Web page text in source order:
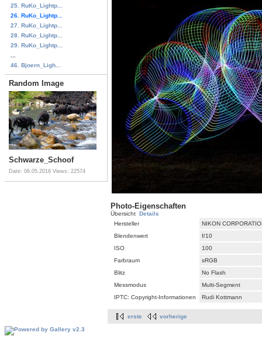
25. RuKo_Lightp...
26. RuKo_Lightp...
27. RuKo_Lightp...
28. RuKo_Lightp...
29. RuKo_Lightp...
46. Bjoern_Ligh...
Random Image
Schwarze_Schoof
Date: 06.05.2016 Views: 22574
Photo-Eigenschaften
Übersicht Details
Hersteller
NIKON
Blendenwert
f/10
ISO
100
Farbraum
sRGB
Blitz
No Flash
Messmodus
Multi-Segment
IPTC: Copyright-Informationen
Rudi Kottmann
erste vorherige